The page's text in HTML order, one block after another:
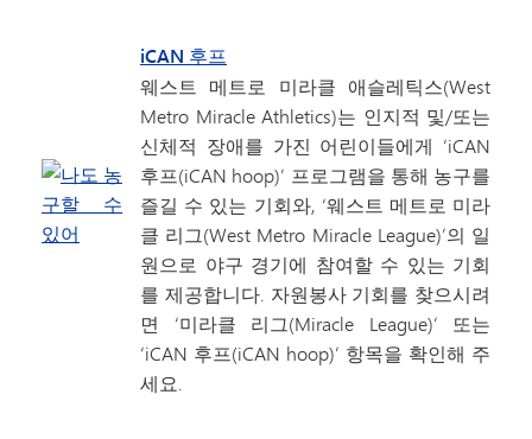
iCAN 후프
웨스트 메트로 미라클 애슬레틱스(West
Metro Miracle Athletics)는 인지적 및/또는
신체적 장애를 가진 어린이들에게 ‘iCAN
후프(iCAN hoop)’ 프로그램을 통해 농구를
즐길 수 있는 기회와, ‘웨스트 메트로 미라
클 리그(West Metro Miracle League)’의 일
원으로 야구 경기에 참여할 수 있는 기회
를 제공합니다. 자원봉사 기회를 찾으시려
면 ‘미라클 리그(Miracle League)’ 또는
‘iCAN 후프(iCAN hoop)’ 항목을 확인해 주
세요.